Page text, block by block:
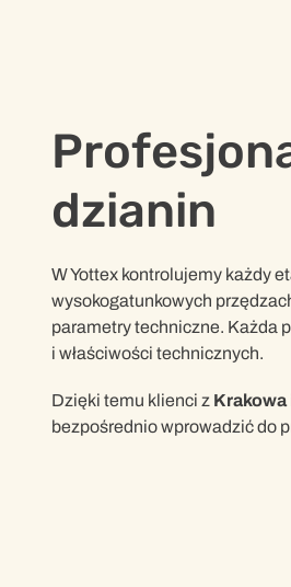
dzianin
W Yottex kontrolujemy każdy
wysokogatunkowych
parametry techniczne. Każda
i właściwości technicznych.
Dzięki temu klienci z Krakowa
bezpośrednio wprowadzić do